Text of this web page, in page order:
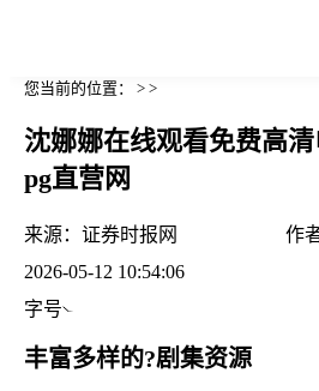
您当前的位置： > >
沈娜娜在线观看免费高
pg直营网
来源： 证券时报网 作
2026-05-12 10:54:06
字号
丰富多样的?剧集资源